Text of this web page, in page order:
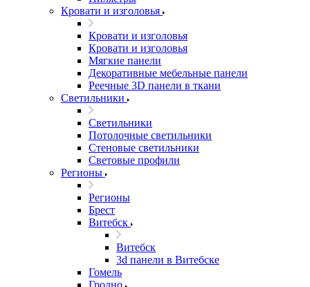
Кровати и изголовья
Кровати и изголовья
Кровати и изголовья
Мягкие панели
Декоративные мебельные панели
Реечные 3D панели в ткани
Светильники
Светильники
Потолочные светильники
Стеновые светильники
Световые профили
Регионы
Регионы
Брест
Витебск
Витебск
3d панели в Витебске
Гомель